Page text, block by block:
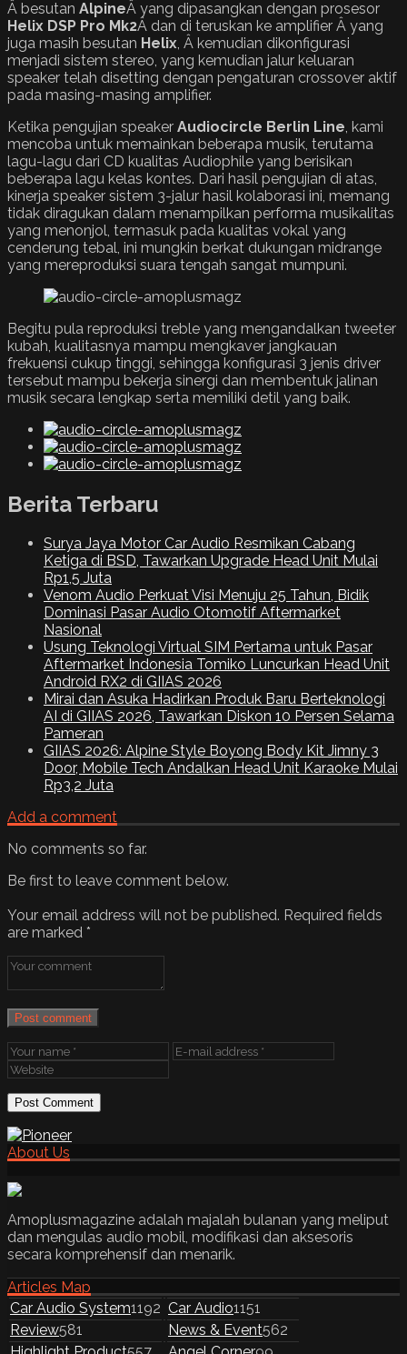
Â besutan AlpineÂ yang dipasangkan dengan prosesor
Helix DSP Pro Mk2Â dan di teruskan ke amplifier Â yang
juga masih besutan Helix , Â kemudian dikonfigurasi
menjadi sistem stereo, yang kemudian jalur keluaran
speaker telah disetting dengan pengaturan crossover aktif
pada masing-masing amplifier.
Ketika pengujian speaker Audiocircle Berlin Line , kami
mencoba untuk memainkan beberapa musik, terutama
lagu-lagu dari CD kualitas Audiophile yang berisikan
beberapa lagu kelas kontes. Dari hasil pengujian di atas,
kinerja speaker sistem 3-jalur hasil kolaborasi ini, memang
tidak diragukan dalam menampilkan performa musikalitas
yang menonjol, termasuk pada kualitas vokal yang
cenderung tebal, ini mungkin berkat dukungan midrange
yang mereproduksi suara tengah sangat mumpuni.
Begitu pula reproduksi treble yang mengandalkan tweeter
kubah, kualitasnya mampu mengkaver jangkauan
frekuensi cukup tinggi, sehingga konfigurasi 3 jenis driver
tersebut mampu bekerja sinergi dan membentuk jalinan
musik secara lengkap serta memiliki detil yang baik.
Berita Terbaru
Surya Jaya Motor Car Audio Resmikan Cabang
Ketiga di BSD, Tawarkan Upgrade Head Unit Mulai
Rp1,5 Juta
Venom Audio Perkuat Visi Menuju 25 Tahun, Bidik
Dominasi Pasar Audio Otomotif Aftermarket
Nasional
Usung Teknologi Virtual SIM Pertama untuk Pasar
Aftermarket Indonesia Tomiko Luncurkan Head Unit
Android RX2 di GIIAS 2026
Mirai dan Asuka Hadirkan Produk Baru Berteknologi
AI di GIIAS 2026, Tawarkan Diskon 10 Persen Selama
Pameran
GIIAS 2026: Alpine Style Boyong Body Kit Jimny 3
Door, Mobile Tech Andalkan Head Unit Karaoke Mulai
Rp3,2 Juta
Add a comment
No comments so far.
Be first to leave comment below.
Your email address will not be published. Required fields
are marked *
Post comment
About Us
Amoplusmagazine adalah majalah bulanan yang meliput
dan mengulas audio mobil, modifikasi dan aksesoris
secara komprehensif dan menarik.
Articles Map
Car Audio System1192 Car Audio1151
Review581 News & Event562